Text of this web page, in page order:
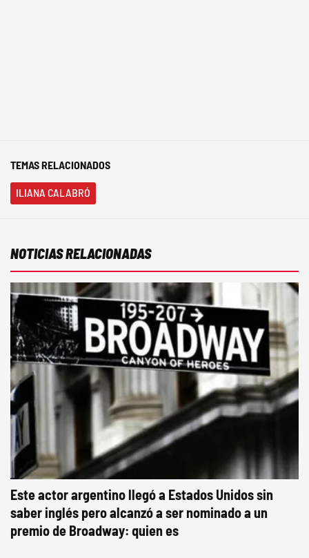
TEMAS RELACIONADOS
ILIANA CALABRÓ
NOTICIAS RELACIONADAS
Este actor argentino llegó a Estados Unidos sin
saber inglés pero alcanzó a ser nominado a un
premio de Broadway: quien es